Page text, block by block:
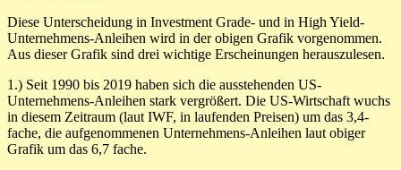
Diese Unterscheidung in Investment Grade- und in High Yield-
Unternehmens-Anleihen wird in der obigen Grafik vorgenommen.
Aus dieser Grafik sind drei wichtige Erscheinungen herauszulesen.
1.) Seit 1990 bis 2019 haben sich die ausstehenden US-
Unternehmens-Anleihen stark vergrößert. Die US-Wirtschaft wuchs
in diesem Zeitraum (laut IWF, in laufenden Preisen) um das 3,4-
fache, die aufgenommenen Unternehmens-Anleihen laut obiger
Grafik um das 6,7 fache.